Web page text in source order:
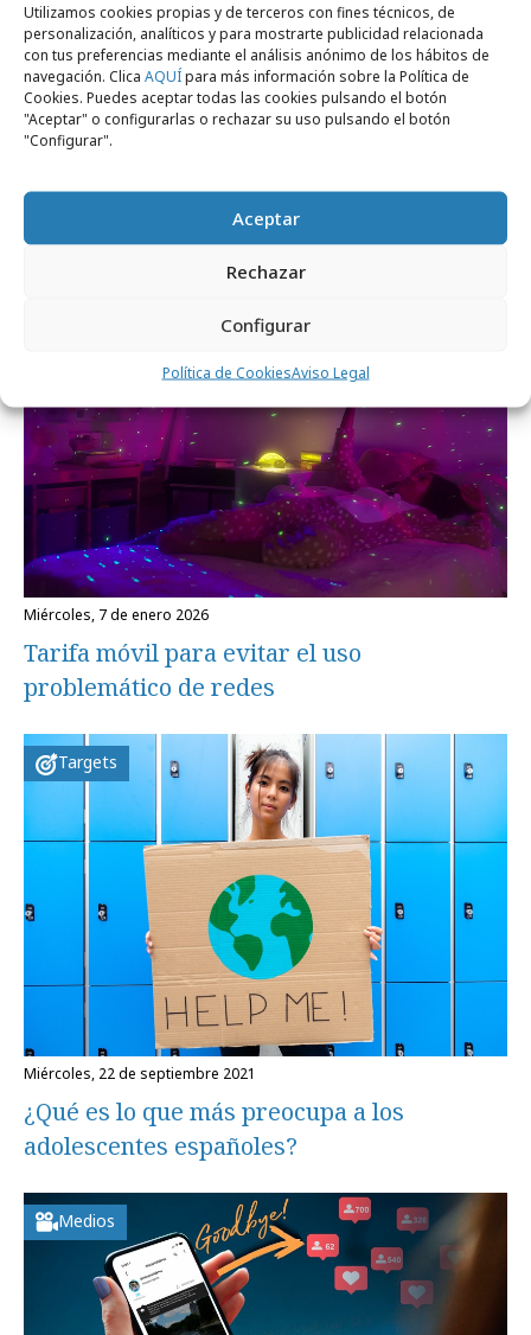
Utilizamos cookies propias y de terceros con fines técnicos, de
personalización, analíticos y para mostrarte publicidad relacionada
con tus preferencias mediante el análisis anónimo de los hábitos de
navegación. Clica AQUÍpara más información sobre la Política de
Cookies. Puedes aceptar todas las cookies pulsando el botón
"Aceptar" o configurarlas o rechazar su uso pulsando el botón
"Configurar".
Aceptar
Rechazar
Configurar
Política de CookiesAviso Legal
Comparte
Noticias Relacionadas
miércoles, 7 de enero 2026
Tarifa móvil para evitar el uso
problemático de redes
Targets
miércoles, 22 de septiembre 2021
¿Qué es lo que más preocupa a los
adolescentes españoles?
Medios